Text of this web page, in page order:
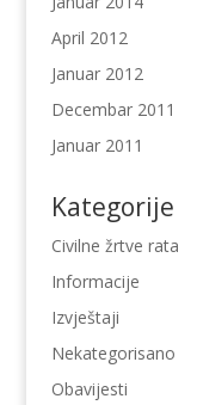
April 2012
Januar 2012
Decembar 2011
Januar 2011
Kategorije
Civilne žrtve rata
Informacije
Izvještaji
Nekategorisano
Obavijesti